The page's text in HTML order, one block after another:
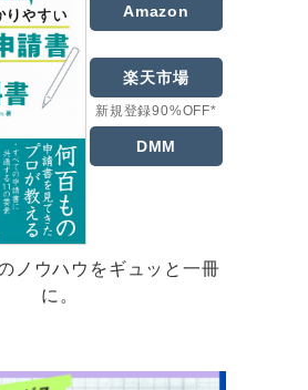
Amazon
楽天市場
新規登録90%OFF*
DMM
ノウハウをギュッと一冊
に。